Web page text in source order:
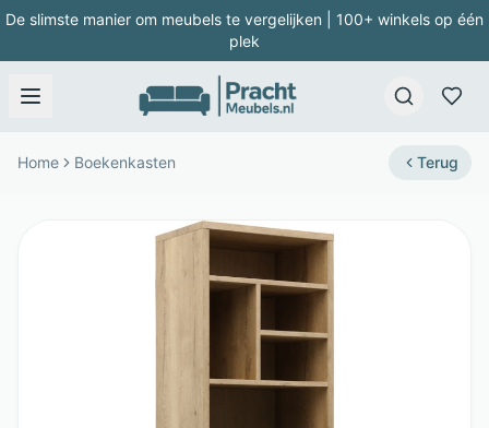
De slimste manier om meubels te vergelijken | 100+ winkels op één
plek
Home Boekenkasten Terug